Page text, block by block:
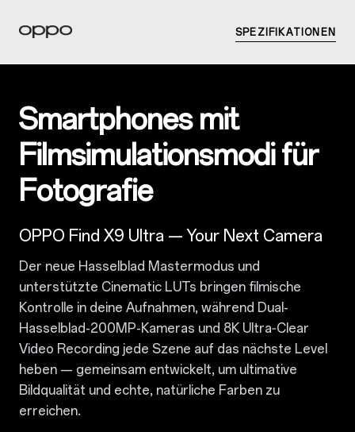
SPEZIFIKATIONEN
Smartphones mit
Filmsimulationsmodi für
Fotografie
OPPO Find X9 Ultra — Your Next Camera
Der neue Hasselblad Mastermodus und
unterstützte Cinematic LUTs bringen filmische
Kontrolle in deine Aufnahmen, während Dual-
Hasselblad-200MP-Kameras und 8K Ultra‑Clear
Video Recording jede Szene auf das nächste Level
heben — gemeinsam entwickelt, um ultimative
Bildqualität und echte, natürliche Farben zu
erreichen.